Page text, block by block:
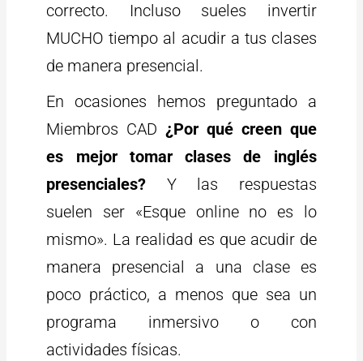
correcto. Incluso sueles invertir
MUCHO tiempo al acudir a tus clases
de manera presencial.
En ocasiones hemos preguntado a
Miembros CAD¿Por qué creen que
es mejor tomar clases de inglés
presenciales? Y las respuestas
suelen ser «Esque online no es lo
mismo». La realidad es que acudir de
manera presencial a una clase es
poco práctico, a menos que sea un
programa inmersivo o con
actividades físicas.